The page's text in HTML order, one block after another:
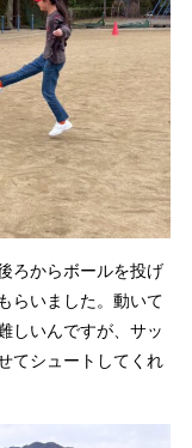
ろからボールを投げ
らいました。動いて
しいんですが、サッ
てシュートしてくれ